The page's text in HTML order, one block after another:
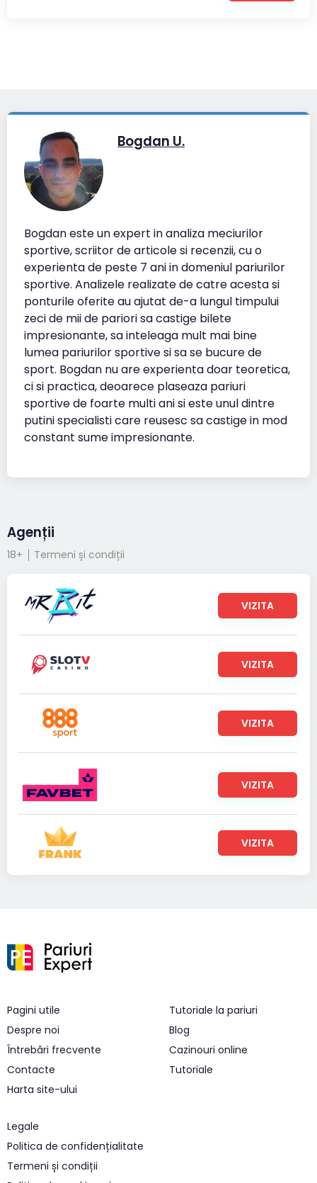
Bogdan U.
Bogdan este un expert in analiza meciurilor
sportive, scriitor de articole si recenzii, cu o
experienta de peste 7 ani in domeniul pariurilor
sportive. Analizele realizate de catre acesta si
ponturile oferite au ajutat de-a lungul timpului
zeci de mii de pariori sa castige bilete
impresionante, sa inteleaga mult mai bine
lumea pariurilor sportive si sa se bucure de
sport. Bogdan nu are experienta doar teoretica,
ci si practica, deoarece plaseaza pariuri
sportive de foarte multi ani si este unul dintre
putini specialisti care reusesc sa castige in mod
constant sume impresionante.
Agenții
18+ Termeni și condiții
VIZITA
VIZITA
VIZITA
VIZITA
VIZITA
Pagini utile
Despre noi
Întrebări frecvente
Contacte
Harta site-ului
Tutoriale la pariuri
Blog
Cazinouri online
Tutoriale
Legale
Politica de confidențialitate
Termeni și condiții